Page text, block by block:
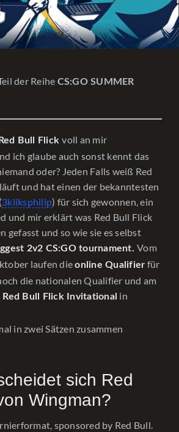
der Reihe CS:GO SUMMER
Red Bull Flickvoll an mir
ich glaube auch sonst kennt das
oder? Jeden Falls weiß Red
und hat einen der bekanntesten
3kliksphilip) für sich gewonnen, ein
und mir erklärt was Red Bull Flick
gefasst und so wie sie es selbst
2v2 CS:GO tournament. Vom
laufen dieonline Qualifier für
die nationalen Qualifier und am
Red Bull Flick Invitational in
in zwei Sätzen zusammen
sich Red
Wingman?
sponsored by Red Bull.